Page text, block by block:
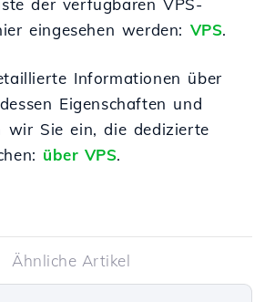
der verfügbaren VPS-
eingesehen werden: VPS.
Informationen über
Eigenschaften und
wir Sie ein, die dedizierte
über VPS.
Ähnliche Artikel